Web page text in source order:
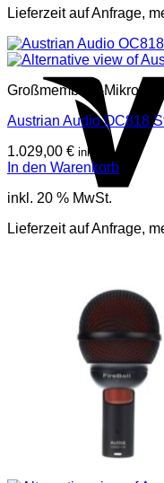
Lieferzeit auf Anfrage,
Großmembran-
Austrian Audio OC818
1.029,00 € inkl. Mwst
In den Warenkorb
inkl. 20 % MwSt.
Lieferzeit auf Anfrage,